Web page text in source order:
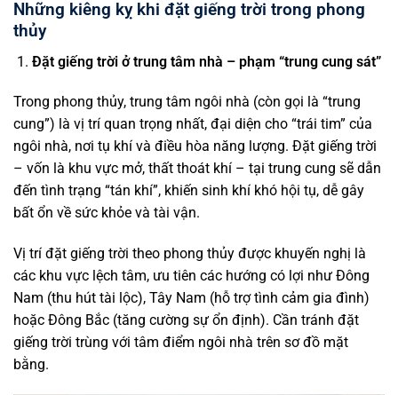
Những kiêng kỵ khi đặt giếng trời trong phong
thủy
Đặt giếng trời ở trung tâm nhà – phạm “trung cung sát”
Trong phong thủy, trung tâm ngôi nhà (còn gọi là “trung
cung”) là vị trí quan trọng nhất, đại diện cho “trái tim” của
ngôi nhà, nơi tụ khí và điều hòa năng lượng. Đặt giếng trời
– vốn là khu vực mở, thất thoát khí – tại trung cung sẽ dẫn
đến tình trạng “tán khí”, khiến sinh khí khó hội tụ, dễ gây
bất ổn về sức khỏe và tài vận.
Vị trí đặt giếng trời theo phong thủy được khuyến nghị là
các khu vực lệch tâm, ưu tiên các hướng có lợi như Đông
Nam (thu hút tài lộc), Tây Nam (hỗ trợ tình cảm gia đình)
hoặc Đông Bắc (tăng cường sự ổn định). Cần tránh đặt
giếng trời trùng với tâm điểm ngôi nhà trên sơ đồ mặt
bằng.